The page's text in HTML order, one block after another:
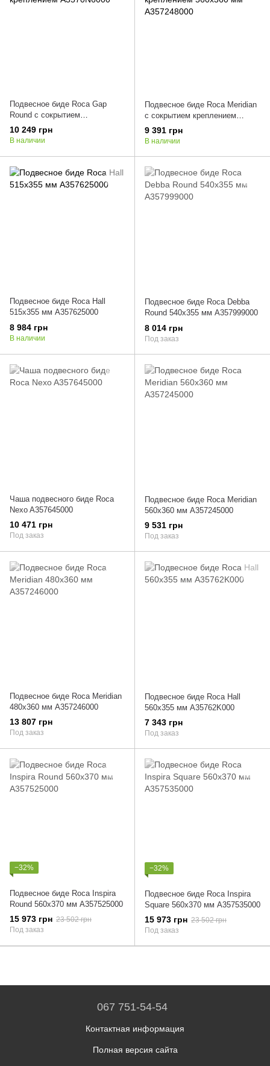
Подвесное биде Roca Gap
Round с сокрытием
креплением A3570N6000
10 249 грн
В наличии
Подвесное биде Roca Meridian
с сокрытием креплением
560х360 мм A357248000
9 391 грн
В наличии
Подвесное биде Roca Hall
515х355 мм A357625000
8 984 грн
В наличии
Подвесное биде Roca Debba
Round 540х355 мм A357999000
8 014 грн
Под заказ
Чаша подвесного биде Roca
Nexo A357645000
10 471 грн
Под заказ
Подвесное биде Roca Meridian
560х360 мм A357245000
9 531 грн
Под заказ
Подвесное биде Roca Meridian
480х360 мм A357246000
13 807 грн
Под заказ
Подвесное биде Roca Hall
560х355 мм A35762K000
7 343 грн
Под заказ
−32%
Подвесное биде Roca Inspira
Round 560х370 мм A357525000
15 973 грн 23 502 грн
Под заказ
−32%
Подвесное биде Roca Inspira
Square 560х370 мм A357535000
15 973 грн 23 502 грн
Под заказ
067 751-54-54
Контактная информация
Полная версия сайта